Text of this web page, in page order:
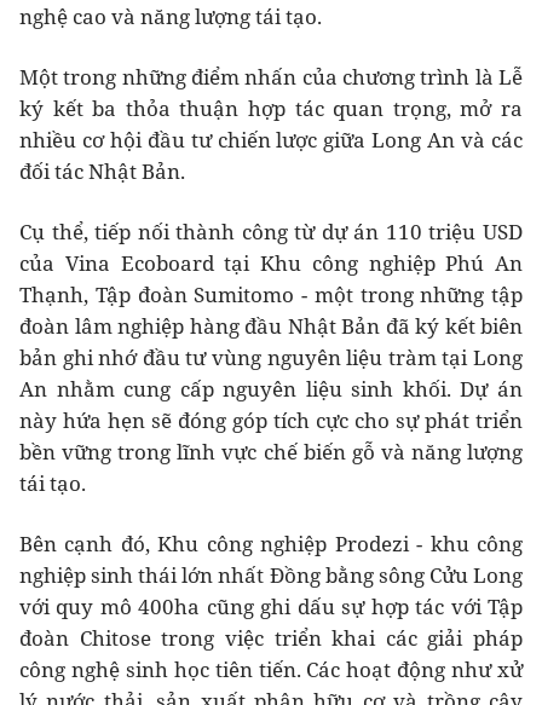
nghệ cao và năng lượng tái tạo.
Một trong những điểm nhấn của chương trình là Lễ
ký kết ba thỏa thuận hợp tác quan trọng, mở ra
nhiều cơ hội đầu tư chiến lược giữa Long An và các
đối tác Nhật Bản.
Cụ thể, tiếp nối thành công từ dự án 110 triệu USD
của Vina Ecoboard tại Khu công nghiệp Phú An
Thạnh, Tập đoàn Sumitomo - một trong những tập
đoàn lâm nghiệp hàng đầu Nhật Bản đã ký kết biên
bản ghi nhớ đầu tư vùng nguyên liệu tràm tại Long
An nhằm cung cấp nguyên liệu sinh khối. Dự án
này hứa hẹn sẽ đóng góp tích cực cho sự phát triển
bền vững trong lĩnh vực chế biến gỗ và năng lượng
tái tạo.
Bên cạnh đó, Khu công nghiệp Prodezi - khu công
nghiệp sinh thái lớn nhất Đồng bằng sông Cửu Long
với quy mô 400ha cũng ghi dấu sự hợp tác với Tập
đoàn Chitose trong việc triển khai các giải pháp
công nghệ sinh học tiên tiến. Các hoạt động như xử